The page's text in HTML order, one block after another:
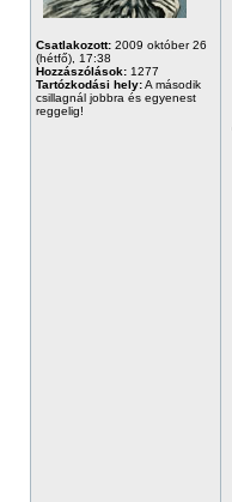
Csatlakozott: 2009 október 26
(hétfő), 17:38
Hozzászólások: 1277
Tartózkodási hely:A második
csillagnál jobbra és egyenest
reggelig!